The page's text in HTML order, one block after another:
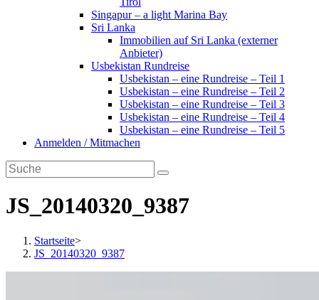
Singapur – a light Marina Bay
Sri Lanka
Immobilien auf Sri Lanka (externer
Anbieter)
Usbekistan Rundreise
Usbekistan – eine Rundreise – Teil 1
Usbekistan – eine Rundreise – Teil 2
Usbekistan – eine Rundreise – Teil 3
Usbekistan – eine Rundreise – Teil 4
Usbekistan – eine Rundreise – Teil 5
Anmelden / Mitmachen
JS_20140320_9387
Startseite>
JS_20140320_9387